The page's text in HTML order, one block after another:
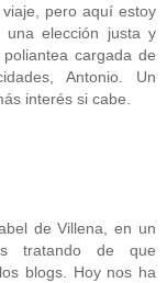
pero aquí estoy
una elección justa y
cargada de
Antonio. Un
interés si cabe.
de Villena, en un
tratando de que
blogs. Hoy nos ha